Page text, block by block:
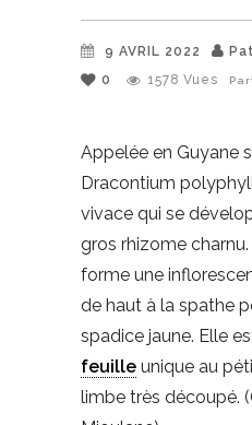
9 AVRIL 2022
0
1578 Vues
Appelée en Guyane
Dracontium
vivace qui se
gros rhizome
forme une
de haut à la spathe
spadice jaune. Elle
feuille unique au
limbe très découpé.